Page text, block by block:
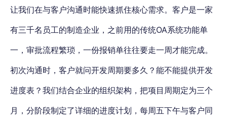
让我们在与客户沟通时能快速抓住核心需求。客户是一家
有三千名员工的制造企业，之前用的传统OA系统功能单
一，审批流程繁琐，一份报销单往往要走一周才能完成。
初次沟通时，客户就问开发周期要多久？能不能提供开发
进度表？我们结合企业的组织架构，把项目周期定为三个
月，分阶段制定了详细的进度计划，每周五下午与客户同